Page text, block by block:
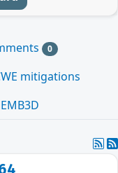
0
mitigations
EMB3D